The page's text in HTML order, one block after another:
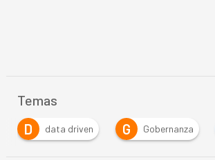
Temas
data driven Gobernanza